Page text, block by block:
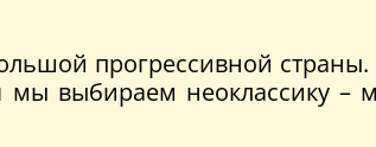
прогрессивной
выбираем неоклассику –